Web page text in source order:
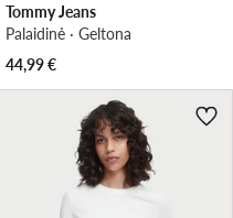
Tommy Jeans
Palaidinė · Geltona
44,99€